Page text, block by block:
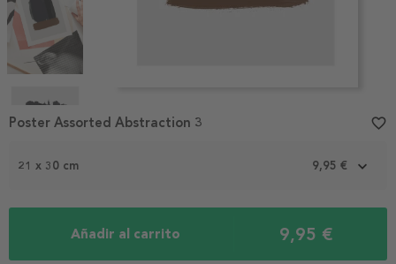
1
21 x 30 cm 9,95 €
Añadir al carrito 9,95 €
Poster Assorted Abstraction 3 favorite_border